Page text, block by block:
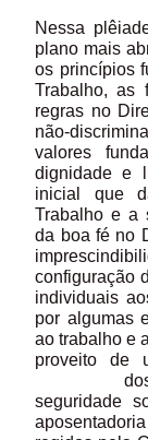
Nessa
plano mais
os princípios
Trabalho, as
regras no
não-
valores
dignidade e
inicial que
Trabalho e a
da boa fé no
configuração
individuais
por algumas
ao trabalho e
proveito de
dos